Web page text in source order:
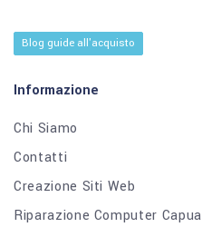
Blog guide all'acquisto
Informazione
Chi Siamo
Contatti
Creazione Siti Web
Riparazione Computer Capua